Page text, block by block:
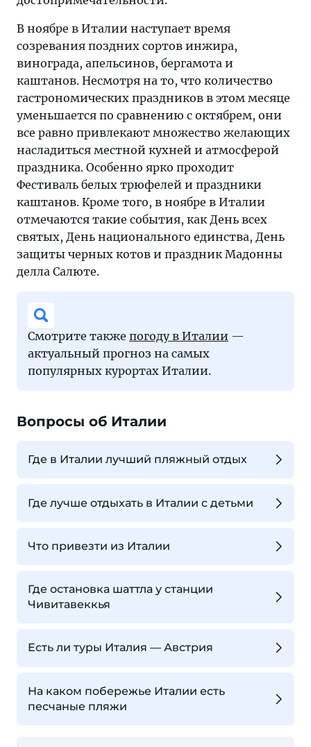
В ноябре в Италии наступает время
созревания поздних сортов инжира,
винограда, апельсинов, бергамота и
каштанов. Несмотря на то, что количество
гастрономических праздников в этом месяце
уменьшается по сравнению с октябрем, они
все равно привлекают множество желающих
насладиться местной кухней и атмосферой
праздника. Особенно ярко проходит
Фестиваль белых трюфелей и праздники
каштанов. Кроме того, в ноябре в Италии
отмечаются такие события, как День всех
святых, День национального единства, День
защиты черных котов и праздник Мадонны
делла Салюте.
Смотрите также погоду в Италии —
актуальный прогноз на самых
популярных курортах Италии.
Вопросы об Италии
Где в Италии лучший пляжный отдых
Где лучше отдыхать в Италии с детьми
Что привезти из Италии
Где остановка шаттла у станции
Чивитавеккья
Есть ли туры Италия — Австрия
На каком побережье Италии есть
песчаные пляжи